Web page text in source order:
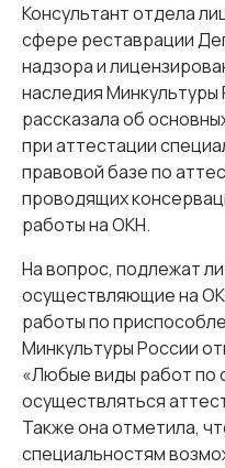
Консультант отдела
сфере реставрации
надзора и
наследия
рассказала об
при аттестации
правовой базе по
проводящих
работы на ОКН.
На вопрос, подлежат
осуществляющие на
работы по
Минкультуры России
«Любые виды работ по
осуществляться
Также она отметила,
специальностям